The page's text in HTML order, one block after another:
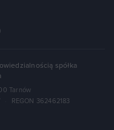
spółka
Tarnów
REGON 362462183